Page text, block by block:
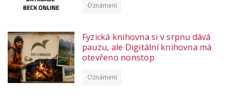
Oznámení
Fyzická knihovna si v srpnu dává
pauzu, ale Digitální knihovna má
otevřeno nonstop
Oznámení